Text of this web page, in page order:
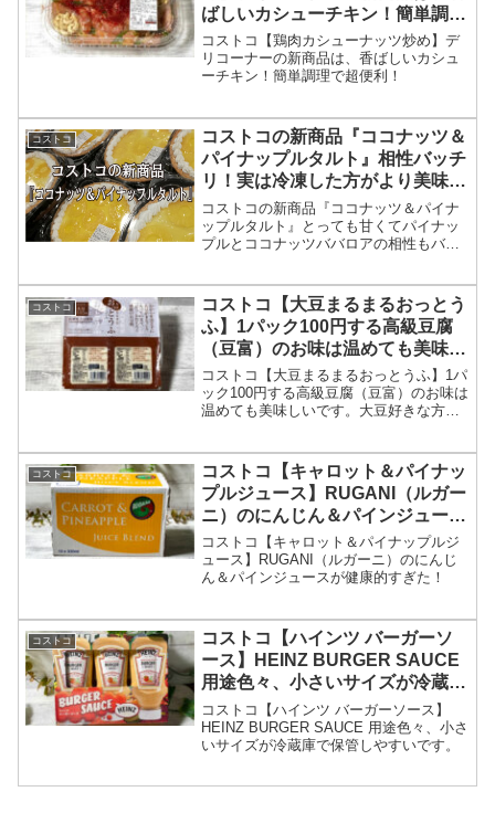
ばしいカシューチキン！簡単調理
で超便利！
コストコ【鶏肉カシューナッツ炒め】デ
リコーナーの新商品は、香ばしいカシュ
ーチキン！簡単調理で超便利！
コストコ
コストコの新商品『ココナッツ＆
パイナップルタルト』相性バッチ
リ！実は冷凍した方がより美味し
かった！
コストコの新商品『ココナッツ＆パイナ
ップルタルト』とっても甘くてパイナッ
プルとココナッツババロアの相性もバッ
切に願います。
コストコ
コストコ【大豆まるまるおっとう
ふ】1パック100円する高級豆腐
（豆富）のお味は温めても美味し
いです。
コストコ【大豆まるまるおっとうふ】1パ
ック100円する高級豆腐（豆富）のお味は
温めても美味しいです。大豆好きな方！
す。
コストコ
コストコ【キャロット＆パイナッ
プルジュース】RUGANI（ルガー
ニ）のにんじん＆パインジュース
が健康的すぎた！
コストコ【キャロット＆パイナップルジ
ュース】RUGANI（ルガーニ）のにんじ
ん＆パインジュースが健康的すぎた！
コストコ
コストコ【ハインツ バーガーソ
ース】HEINZ BURGER SAUCE
用途色々、小さいサイズが冷蔵庫
で保管しやすいです。
コストコ【ハインツ バーガーソース】
HEINZ BURGER SAUCE 用途色々、小さ
いサイズが冷蔵庫で保管しやすいです。